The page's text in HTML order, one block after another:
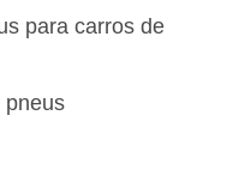
para carros de
pneus